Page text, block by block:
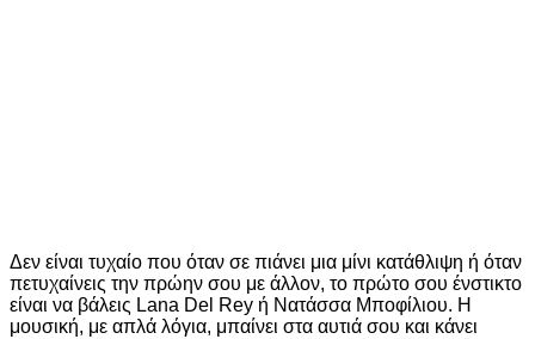
Δεν είναι τυχαίο που όταν σε πιάνει μια μίνι κατάθλιψη ή όταν
πετυχαίνεις την πρώην σου με άλλον, το πρώτο σου ένστικτο
είναι να βάλεις Lana Del Rey ή Νατάσσα Μποφίλιου. Η
μουσική, με απλά λόγια, μπαίνει στα αυτιά σου και κάνει